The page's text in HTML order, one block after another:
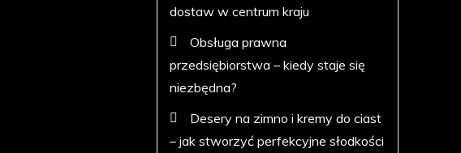
dostaw w centrum kraju
Obsługa prawna
przedsiębiorstwa – kiedy staje się
niezbędna?
Desery na zimno i kremy do ciast
– jak stworzyć perfekcyjne słodkości